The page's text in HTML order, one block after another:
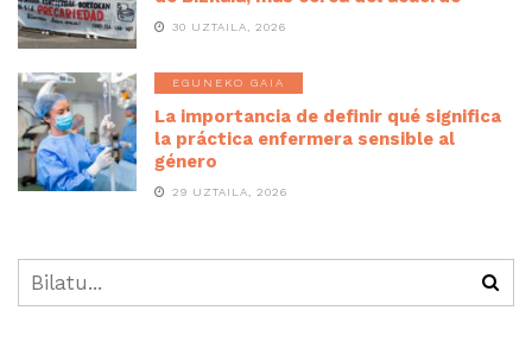
30 UZTAILA, 2026
EGUNEKO GAIA
La importancia de definir qué significa
la práctica enfermera sensible al
género
29 UZTAILA, 2026